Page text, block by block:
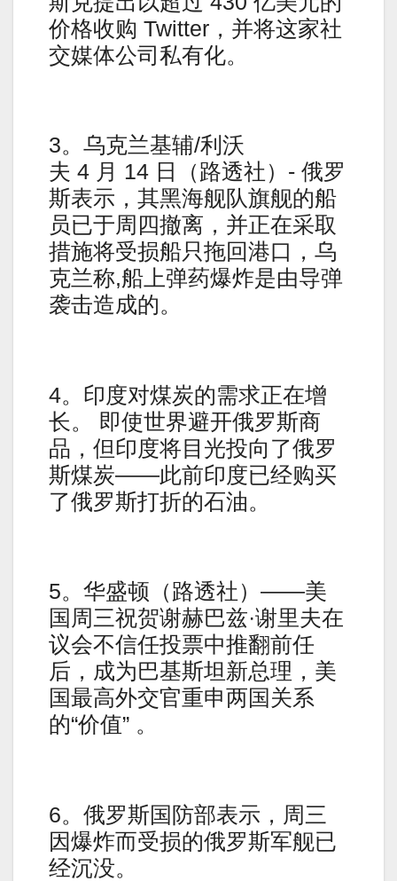
价格收购 Twitter，并将这家社
交媒体公司私有化。
3。乌克兰基辅/利沃
夫 4 月 14 日（路透社）- 俄罗
斯表示，其黑海舰队旗舰的船
员已于周四撤离，并正在采取
措施将受损船只拖回港口，乌
克兰称,船上弹药爆炸是由导弹
袭击造成的。
4。印度对煤炭的需求正在增
长。 即使世界避开俄罗斯商
品，但印度将目光投向了俄罗
斯煤炭——此前印度已经购买
了俄罗斯打折的石油。
5。华盛顿（路透社）——美
国周三祝贺谢赫巴兹·谢里夫在
议会不信任投票中推翻前任
后，成为巴基斯坦新总理，美
国最高外交官重申两国关系
的“价值” 。
6。俄罗斯国防部表示，周三
因爆炸而受损的俄罗斯军舰已
经沉没。